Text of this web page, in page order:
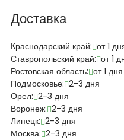
Доставка
Краснодарский край: от 1
Ставропольский край: от 1
Ростовская область: от 1 дня
Подмосковье: 2-3 дня
Орел: 2-3 дня
Воронеж: 2-3 дня
Липецк: 2-3 дня
Москва: 2-3 дня